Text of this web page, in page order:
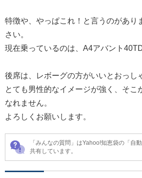
特徴や、やっぱこれ！と言うのがあり
さい。
現在乗っているのは、A4アバント
後席は、レボーグの方がいいとおっし
とても男性的なイメージが強く、そこ
なれません。
よろしくお願いします。
「みんなの質問」はYahoo!知恵袋の「自
共有しています。